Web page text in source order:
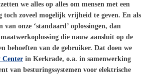
zetten we alles op alles om mensen met een
toch zoveel mogelijk vrijheid te geven. En als
onze ‘standaard’ oplossingen, dan
die nauw aansluit op de
behoeften van de gebruiker. Dat doen we
Center in Kerkrade, o.a. in samenwerking
van besturingssystemen voor elektrische